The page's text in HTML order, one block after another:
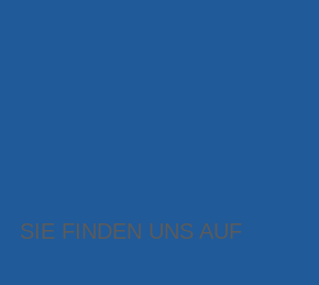
SIE FINDEN UNS AUF